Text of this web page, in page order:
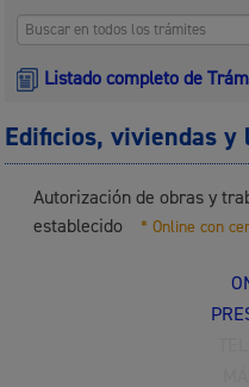
Listado completo de
Edificios, viviendas y
Autorización de obras y
establecido
* Online con